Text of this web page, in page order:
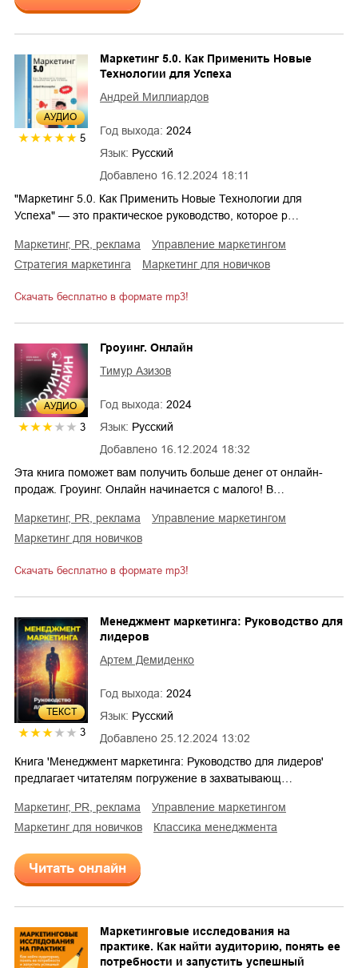
AУДИО
5
Добавлено 16.12.2024 18:11
Маркетинг 5.0. Как Применить Новые
Технологии для Успеха
Андрей Миллиардов
Год выхода: 2024
Язык: Русский
"Маркетинг 5.0. Как Применить Новые Технологии для
Успеха" — это практическое руководство, которое р…
маркетинг, PR, реклама
управление маркетингом
стратегия маркетинга
маркетинг для новичков
Скачать бесплатно в формате mp3!
AУДИО
3
Добавлено 16.12.2024 18:32
Гроуинг. Онлайн
Тимур Азизов
Год выхода: 2024
Язык: Русский
Эта книга поможет вам получить больше денег от онлайн-
продаж. Гроуинг. Онлайн начинается с малого! В…
маркетинг, PR, реклама
управление маркетингом
маркетинг для новичков
Скачать бесплатно в формате mp3!
ТЕКСТ
3 Добавлено 25.12.2024 13:02
Менеджмент маркетинга: Руководство для
лидеров
Артем Демиденко
Год выхода: 2024
Язык: Русский
Книга 'Менеджмент маркетинга: Руководство для лидеров'
предлагает читателям погружение в захватывающ…
маркетинг, PR, реклама
управление маркетингом
маркетинг для новичков
классика менеджмента
Читать онлайн
Маркетинговые исследования на
практике. Как найти аудиторию, понять ее
потребности и запустить успешный